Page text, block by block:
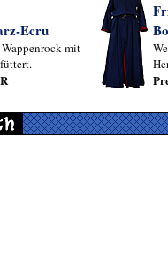
Ecru
Wappenrock mit